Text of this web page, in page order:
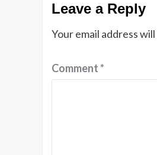
Leave a Reply
Your email address
Comment*